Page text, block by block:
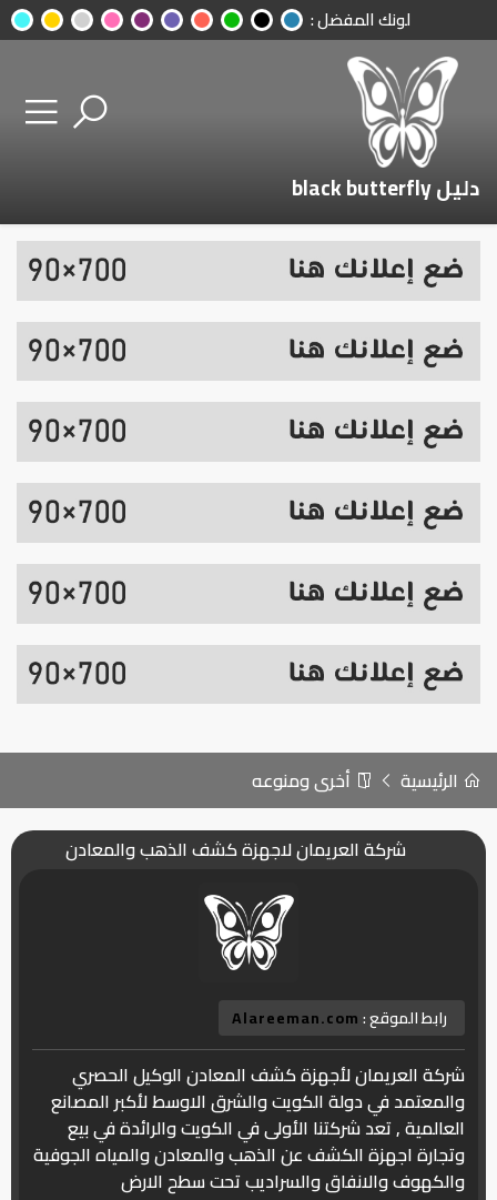
لونك المفضل :
دليل black butterfly
الرئيسية أخرى ومنوعه
شركة العريمان لاجهزة كشف الذهب والمعادن
رابط الموقع :Alareeman.com
شركة العريمان لأجهزة كشف المعادن الوكيل الحصري
والمعتمد في دولة الكويت والشرق الاوسط لأكبر المصانع
العالمية , تعد شركتنا الأولى في الكويت والرائدة في بيع
وتجارة اجهزة الكشف عن الذهب والمعادن والمياه الجوفية
والكهوف والانفاق والسراديب تحت سطح الارض